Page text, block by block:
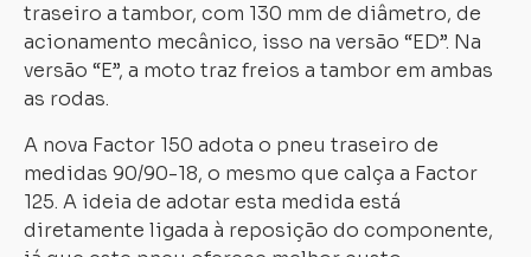
traseiro a tambor, com 130 mm de diâmetro, de
acionamento mecânico, isso na versão “ED”. Na
versão “E”, a moto traz freios a tambor em ambas
as rodas.
A nova Factor 150 adota o pneu traseiro de
medidas 90/90-18, o mesmo que calça a Factor
125. A ideia de adotar esta medida está
diretamente ligada à reposição do componente,